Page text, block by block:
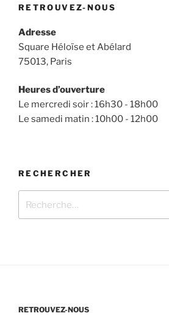
RETROUVEZ-NOUS
Adresse
Square Héloïse et Abélard
75013, Paris
Heures d’ouverture
Le mercredi soir : 16h30 - 18h00
Le samedi matin : 10h00 - 12h00
RECHERCHER
pour
RETROUVEZ-NOUS